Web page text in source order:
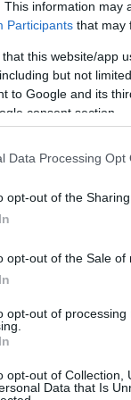
This information may
Participants that may
that this website/app
but not
to Google and its
consent section.
Data Processing Opt
opt-out of the
opt-out of the Sale of
opt-out of
opt-out of Collection,
Data that Is
miért történtek meg?
Elképzelem a helyet, ahol
elmentem és láttam,
Raffaella Carrá
el ezt a dalt vele
és akkor láttam, hogy
színeket, éreztem azokat
amit már láttam
2013.11.01. 17:10